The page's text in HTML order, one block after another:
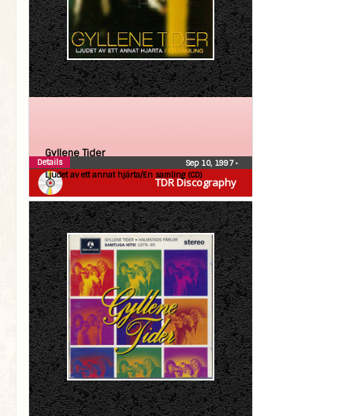
TDR Discography
Gyllene Tider
Ljudet av ett annat hjärta/En samling (CD)
Sep 10, 1997•
Details